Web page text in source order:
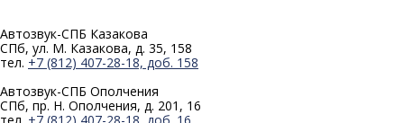
Автозвук-СПБ Казакова
СПб, ул. М. Казакова, д. 35, 158
тел. +7 (812) 407-28-18, доб. 158
Автозвук-СПБ Ополчения
СПб, пр. Н. Ополчения, д. 201, 16